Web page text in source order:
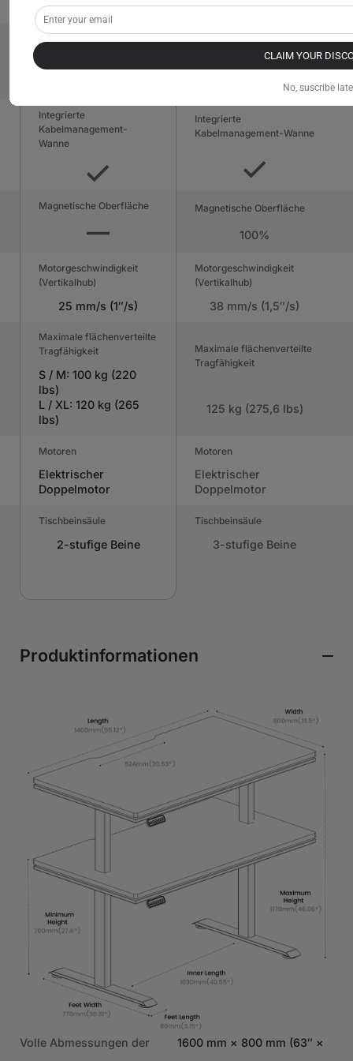
(Innen) MDF
(Innen) MDF mit Stahl
Stromversorgungssäule
Integrierte
Kabelmanagement-
Wanne
Integrierte
Kabelmanagement-Wanne
Magnetische Oberfläche Magnetische Oberfläche
100%
Motorgeschwindigkeit
(Vertikalhub)
25 mm/s (1″/s)
Motorgeschwindigkeit
(Vertikalhub)
38 mm/s (1,5″/s)
Maximale flächenverteilte
Tragfähigkeit
S / M: 100 kg (220
lbs)
L / XL: 120 kg (265
lbs)
Maximale flächenverteilte
Tragfähigkeit
125 kg (275,6 lbs)
Motoren
Elektrischer
Doppelmotor
Motoren
Elektrischer
Doppelmotor
Tischbeinsäule
2-stufige Beine
Tischbeinsäule
3-stufige Beine
Produktinformationen
Volle Abmessungen der 1600 mm × 800 mm (63″ ×
CLAIM YOUR
No, suscribe